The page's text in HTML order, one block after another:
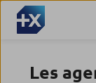
Les